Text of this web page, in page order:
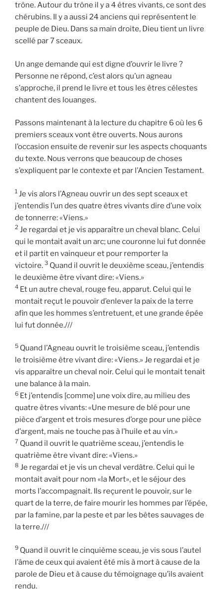
trône. Autour du trône il y a 4 êtres vivants, ce sont des
chérubins. Il y a aussi 24 anciens qui représentent le
peuple de Dieu. Dans sa main droite, Dieu tient un livre
scellé par 7 sceaux.
Un ange demande qui est digne d’ouvrir le livre ?
Personne ne répond, c’est alors qu’un agneau
s’approche, il prend le livre et tous les êtres célestes
chantent des louanges.
Passons maintenant à la lecture du chapitre 6 où les 6
premiers sceaux vont être ouverts. Nous aurons
l’occasion ensuite de revenir sur les aspects choquants
du texte. Nous verrons que beaucoup de choses
s’expliquent par le contexte et par l’Ancien Testament.
1 Je vis alors l’Agneau ouvrir un des sept sceaux et
j’entendis l’un des quatre êtres vivants dire d’une voix
de tonnerre: «Viens.»
2 Je regardai et je vis apparaître un cheval blanc. Celui
qui le montait avait un arc; une couronne lui fut donnée
et il partit en vainqueur et pour remporter la
victoire. 3 Quand il ouvrit le deuxième sceau, j’entendis
le deuxième être vivant dire: «Viens.»
4 Et un autre cheval, rouge feu, apparut. Celui qui le
montait reçut le pouvoir d’enlever la paix de la terre
afin que les hommes s’entretuent, et une grande épée
lui fut donnée.///
5 Quand l’Agneau ouvrit le troisième sceau, j’entendis
le troisième être vivant dire: «Viens.» Je regardai et je
vis apparaître un cheval noir. Celui qui le montait tenait
une balance à la main.
6 Et j’entendis [comme] une voix dire, au milieu des
quatre êtres vivants: «Une mesure de blé pour une
pièce d’argent et trois mesures d’orge pour une pièce
d’argent, mais ne touche pas à l’huile et au vin.»
7 Quand il ouvrit le quatrième sceau, j’entendis le
quatrième être vivant dire: «Viens.»
8 Je regardai et je vis un cheval verdâtre. Celui qui le
montait avait pour nom «la Mort», et le séjour des
morts l’accompagnait. Ils reçurent le pouvoir, sur le
quart de la terre, de faire mourir les hommes par l’épée,
par la famine, par la peste et par les bêtes sauvages de
la terre.///
9 Quand il ouvrit le cinquième sceau, je vis sous l’autel
l’âme de ceux qui avaient été mis à mort à cause de la
parole de Dieu et à cause du témoignage qu’ils avaient
rendu.